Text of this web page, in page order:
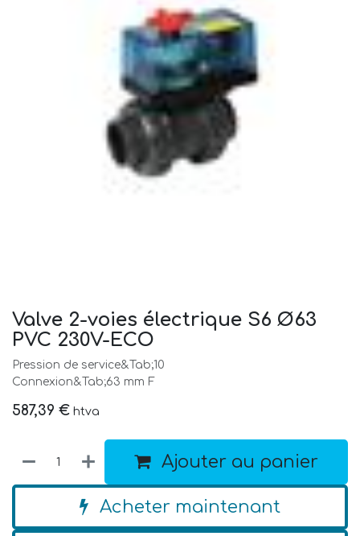
Valve 2-voies électrique S6 Ø63
PVC 230V-ECO
Pression de service&Tab;10
Connexion&Tab;63 mm F
587,39 € htva
Ajouter au panier
Acheter maintenant